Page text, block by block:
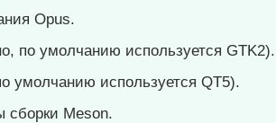
Opus.
по умолчанию используется GTK2).
умолчанию используется QT5).
сборки Meson.